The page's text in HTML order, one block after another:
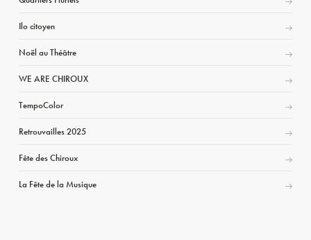
Ilo citoyen
Noël au Théâtre
WE ARE CHIROUX
TempoColor
Retrouvailles 2025
Fête des Chiroux
La Fête de la Musique